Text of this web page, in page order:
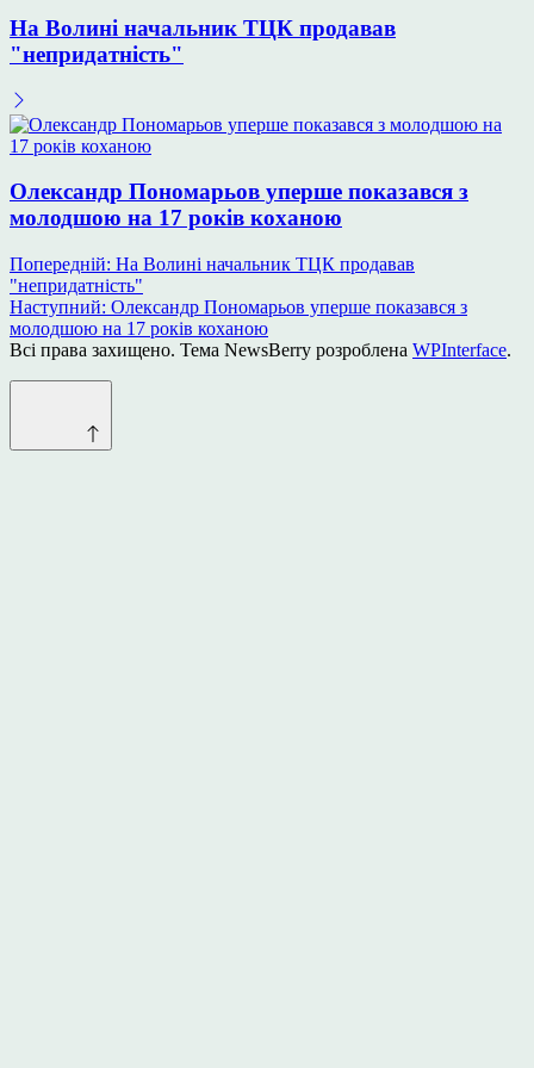
На Волині начальник ТЦК продавав
"непридатність"
Олександр Пономарьов уперше показався з
молодшою на 17 років коханою
Навігація
записів
Попередній: На Волині начальник ТЦК продавав
"непридатність"
Наступний: Олександр Пономарьов уперше показався з
молодшою на 17 років коханою
Всі права захищено. Тема NewsBerry розроблена WPInterface.